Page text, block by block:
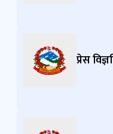
प्रेस